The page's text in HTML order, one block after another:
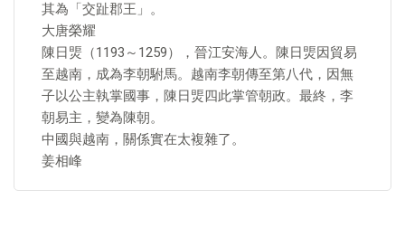
其為「交趾郡王」。
大唐榮耀
陳日煚（1193～1259），晉江安海人。陳日煚因貿易
至越南，成為李朝駙馬。越南李朝傳至第八代，因無
子以公主執掌國事，陳日煚四此掌管朝政。最終，李
朝易主，變為陳朝。
中國與越南，關係實在太複雜了。
姜相峰